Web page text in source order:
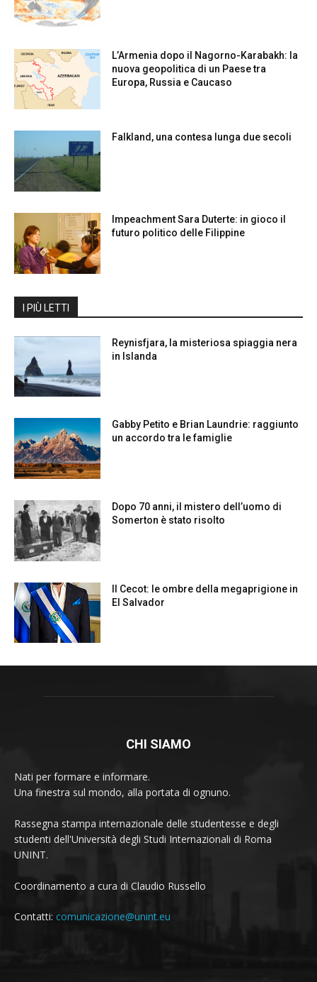
CHI SIAMO
Nati per formare e informare.
Una finestra sul mondo, alla portata di ognuno.
Rassegna stampa internazionale delle studentesse e degli
studenti dell'Università degli Studi Internazionali di Roma
UNINT.
Coordinamento a cura di Claudio Russello
Contatti: comunicazione@unint.eu